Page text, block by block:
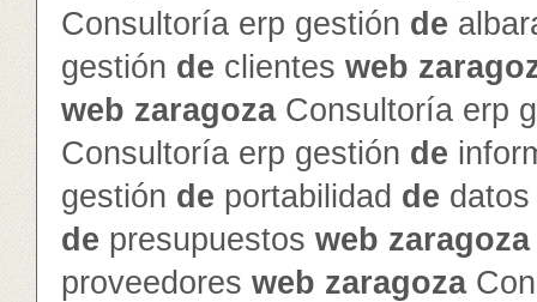
Consultoría erp gestión de
gestión de clientes web
web zaragozaConsultoría erp
Consultoría erp gestión de
gestión de portabilidad de
de presupuestos web zaragoza
proveedores web zaragoza